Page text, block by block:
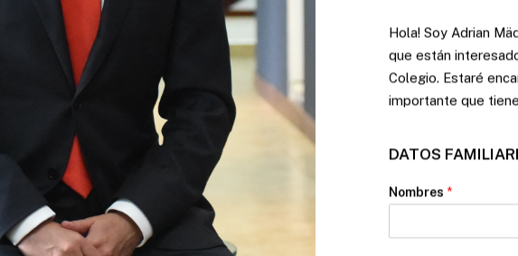
Hola! Soy Adrian
que están
Colegio. Estaré
importante que
DATOS
Nombres *